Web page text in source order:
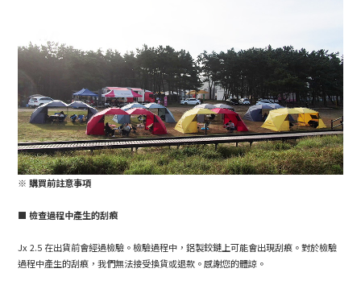
※ 購買前註意事項
■ 檢查過程中產生的刮痕
Jx 2.5 在出貨前會經過檢驗。檢驗過程中，鋁製鉸鏈上可能會出現刮痕。對於檢驗
過程中產生的刮痕，我們無法接受換貨或退款。感謝您的體諒。